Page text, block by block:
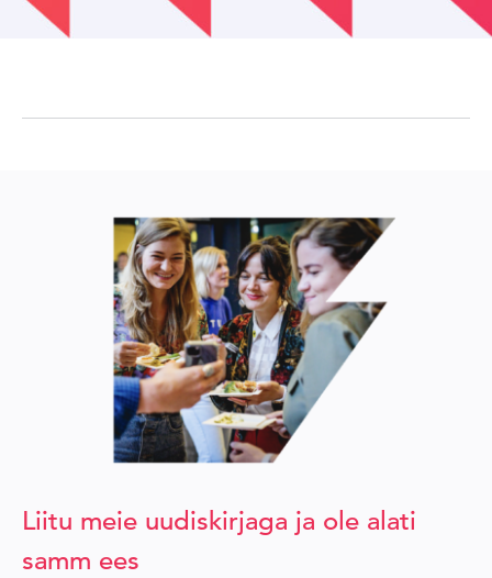
Liitu meie uudiskirjaga ja ole alati
samm ees